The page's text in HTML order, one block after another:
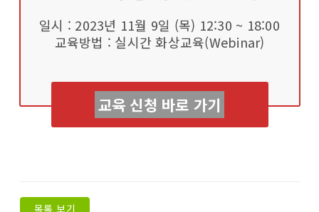
일시 : 2023년 11월 9일 (목) 12:30 ~ 18:00
교육방법 : 실시간 화상교육(Webinar)
교육 신청 바로 가기
목록 보기